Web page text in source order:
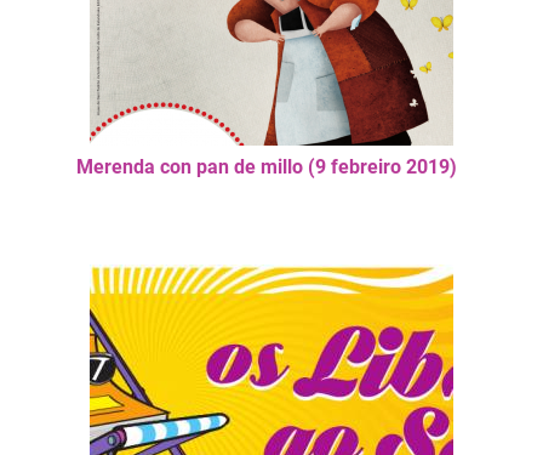
Merenda con pan de millo (9 febreiro 2019)